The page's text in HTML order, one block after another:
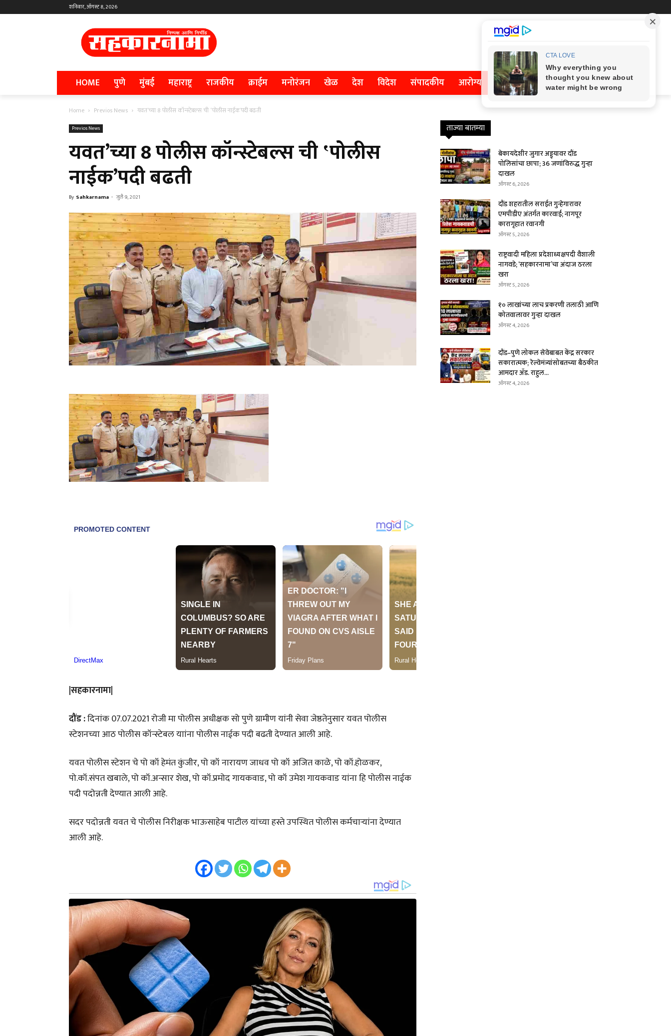
शनिवार, ऑगस्ट 8, 2026
HOME पुणे मुंबई महाराष्ट्र राजकीय क्राईम मनोरंजन खेळ देश विदेश संपादकीय आरोग्य
Home Previos News यवत’च्या 8 पोलीस कॉन्स्टेबल्स ची ‛पोलीस नाईक’पदी बढती
Previos News
यवत’च्या 8 पोलीस कॉन्स्टेबल्स ची ‛पोलीस
नाईक’पदी बढती
By Sahkarnama - जुलै 9, 2021
|सहकारनामा|
दौंड :दिनांक 07.07.2021 रोजी मा पोलीस अधीक्षक सो पुणे ग्रामीण यांनी सेवा जेष्ठतेनुसार यवत पोलीस
स्टेशनच्या आठ पोलीस कॉन्स्टेबल याांना पोलीस नाईक पदी बढती देण्यात आली आहे.
यवत पोलीस स्टेशन चे पो कॉ हेमंत कुंजीर, पो कॉ नारायण जाधव पो कॉ अजित काळे, पो कॉ.होळकर,
पो.कॉ.संपत खबाले, पो कॉ.अन्सार शेख, पो कॉ.प्रमोद गायकवाड, पो कॉ उमेश गायकवाड यांना हि पोलीस नाईक
पदी पदोन्नती देण्यात आली आहे.
सदर पदोन्नती यवत चे पोलीस निरीक्षक भाऊसाहेब पाटील यांच्या हस्ते उपस्थित पोलीस कर्मचाऱ्यांना देण्यात
आली आहे.
ताज्या बातम्या
बेकायदेशीर जुगार अड्ड्यावर दौंड
पोलिसांचा छापा; 36 जणांविरुद्ध गुन्हा
दाखल
ऑगस्ट 6, 2026
दौंड शहरातील सराईत गुन्हेगारावर
एमपीडीए अंतर्गत कारवाई; नागपूर
कारागृहात रवानगी
ऑगस्ट 5, 2026
राष्ट्रवादी महिला प्रदेशाध्यक्षपदी वैशाली
नागवडे; ‘सहकारनामा’चा अंदाज ठरला
खरा
ऑगस्ट 5, 2026
१० लाखांच्या लाच प्रकरणी तलाठी आणि
कोतवालावर गुन्हा दाखल
ऑगस्ट 4, 2026
दौंड–पुणे लोकल सेवेबाबत केंद्र सरकार
सकारात्मक; रेल्वेमंत्र्यांसोबतच्या बैठकीत
आमदार ॲड. राहुल...
ऑगस्ट 4, 2026